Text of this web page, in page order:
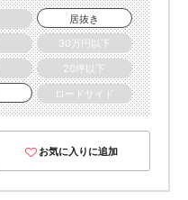
居抜き
30万円以下
20坪以下
ロードサイド
お気に入りに追加